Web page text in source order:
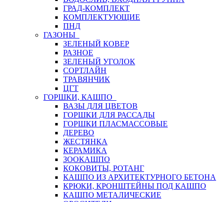
ГРАД-КОМПЛЕКТ
КОМПЛЕКТУЮЩИЕ
ПНД
ГАЗОНЫ
ЗЕЛЕНЫЙ КОВЕР
РАЗНОЕ
ЗЕЛЕНЫЙ УГОЛОК
СОРТЛАЙН
ТРАВЯНЧИК
ЦГТ
ГОРШКИ, КАШПО
ВАЗЫ ДЛЯ ЦВЕТОВ
ГОРШКИ ДЛЯ РАССАДЫ
ГОРШКИ ПЛАСМАССОВЫЕ
ДЕРЕВО
ЖЕСТЯНКА
КЕРАМИКА
ЗООКАШПО
КОКОВИТЫ, РОТАНГ
КАШПО ИЗ АРХИТЕКТУРНОГО БЕТОНА
КРЮКИ, КРОНШТЕЙНЫ ПОД КАШПО
КАШПО МЕТАЛИЧЕСКИЕ